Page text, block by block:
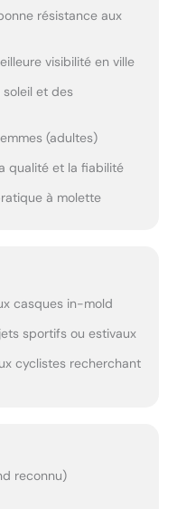
résistance aux
visibilité en ville
et des
(adultes)
qualité et la fiabilité
à molette
casques in-mold
sportifs ou estivaux
cyclistes recherchant
reconnu)